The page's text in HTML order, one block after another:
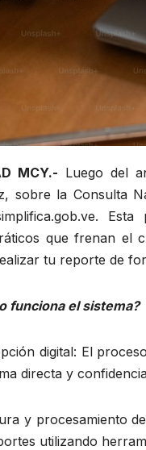
MCY.- Luego del
sobre la Consulta
que frenan el
tu reporte de
funciona el sistema?
digital: El
directa y
y procesamiento
utilizando